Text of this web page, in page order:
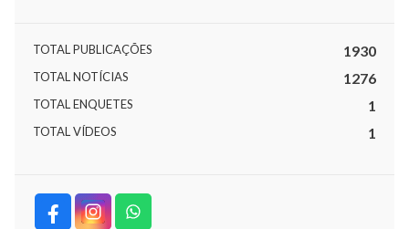
TOTAL PUBLICAÇÕES 1930
TOTAL NOTÍCIAS 1276
TOTAL ENQUETES 1
TOTAL VÍDEOS 1